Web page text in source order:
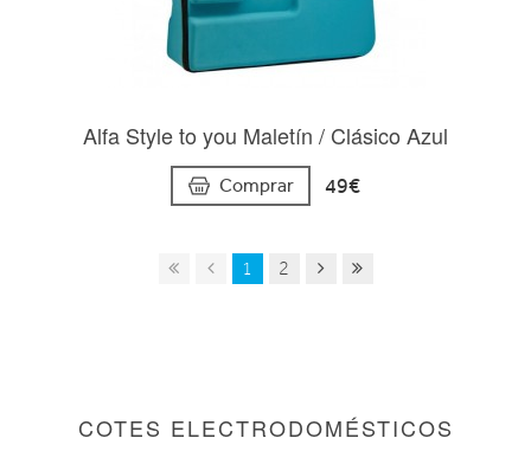
Alfa Style to you Maletín / Clásico Azul
Comprar 49€
1 2
COTES ELECTRODOMÉSTICOS